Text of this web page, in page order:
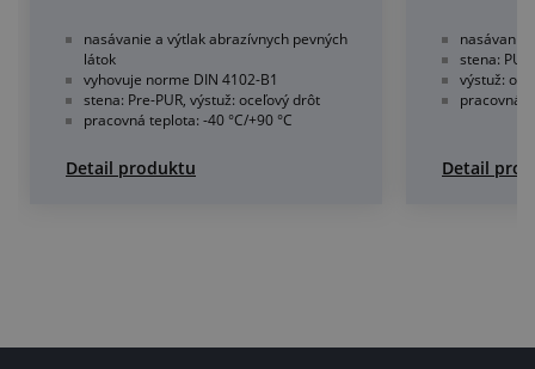
nasávanie a výtlak abrazívnych pevných
látok
vyhovuje norme DIN 4102-B1
stena: Pre-PUR, výstuž: oceľový drôt
pracovná teplota: -40 °C/+90 °C
Detail produktu
nasávanie
stena: PU
výstuž:
pracovná
Detail